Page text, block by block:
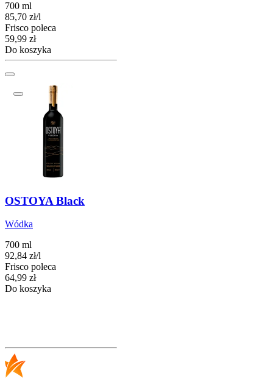
700 ml
85,70 zł/l
Frisco poleca
Cena
59,99 zł
Do koszyka
OSTOYA Black
Wódka
700 ml
92,84 zł/l
Frisco poleca
Cena
64,99 zł
Do koszyka